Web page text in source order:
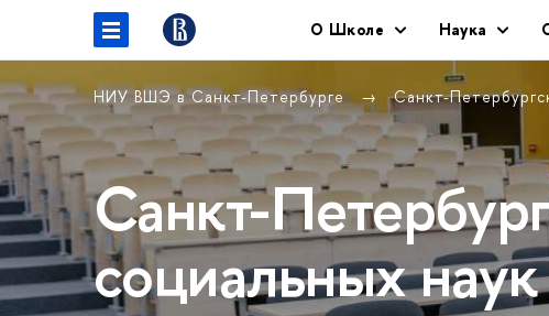
O Школе Наука
НИУ ВШЭ в Санкт-Петербурге Санкт-
Санкт-
социальных наук